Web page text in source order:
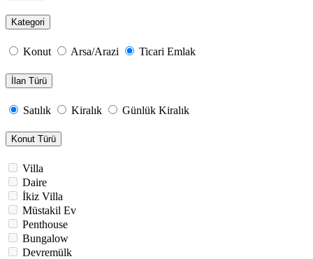
Kategori
Konut Arsa/Arazi Ticari Emlak
İlan Türü
Satılık Kiralık Günlük Kiralık
Konut Türü
Villa
Daire
İkiz Villa
Müstakil Ev
Penthouse
Bungalow
Devremülk